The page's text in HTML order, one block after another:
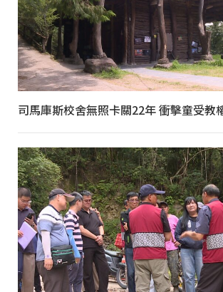
司馬庫斯校舍無照卡關22年 衝擊童受教